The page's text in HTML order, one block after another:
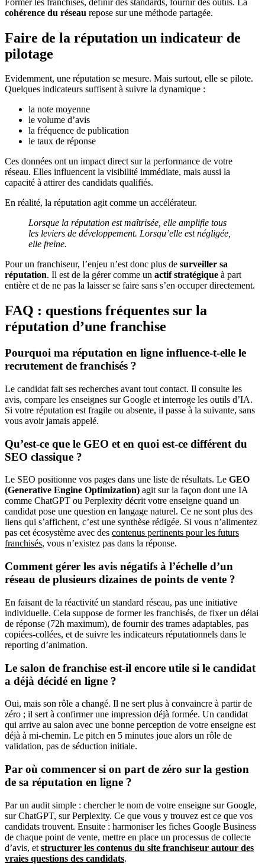
cohérence du réseau repose sur une méthode partagée.
Faire de la réputation un indicateur de
pilotage
Evidemment, une réputation se mesure. Mais surtout, elle se pilote.
Quelques indicateurs suffisent à suivre la dynamique :
la note moyenne
le volume d’avis
la fréquence de publication
le taux de réponse
Ces données ont un impact direct sur la performance de votre
réseau. Elles influencent la visibilité immédiate, mais aussi la
capacité à attirer des candidats qualifiés.
En réalité, la réputation agit comme un accélérateur.
Lorsque la réputation est maîtrisée, elle amplifie tous
les leviers de développement. Lorsqu’elle est négligée,
elle freine.
Pour un franchiseur, l’enjeu n’est donc plus de surveiller sa
réputation. Il est de la gérer comme un actif stratégique à part
entière et de ne pas la laisser se faire sans s’en occuper directement.
FAQ : questions fréquentes sur la
réputation d’une franchise
Pourquoi ma réputation en ligne influence-t-elle le
recrutement de franchisés ?
Le candidat fait ses recherches avant tout contact. Il consulte les
avis, compare les enseignes sur Google et interroge les outils d’IA.
Si votre réputation est fragile ou absente, il passe à la suivante, sans
vous avoir jamais appelé.
Qu’est-ce que le GEO et en quoi est-ce différent du
SEO classique ?
Le SEO positionne vos pages dans une liste de résultats. Le GEO
(Generative Engine Optimization) agit sur la façon dont une IA
comme ChatGPT ou Perplexity décrit votre enseigne quand un
candidat pose une question en langage naturel. Ce ne sont plus des
liens qui s’affichent, c’est une synthèse rédigée. Si vous n’alimentez
pas cet écosystème avec des contenus pertinents pour les futurs
franchisés, vous n’existez pas dans la réponse.
Comment gérer les avis négatifs à l’échelle d’un
réseau de plusieurs dizaines de points de vente ?
En faisant de la réactivité un standard réseau, pas une initiative
individuelle. Cela suppose de former les franchisés, de fixer un délai
de réponse (72h maximum), de fournir des trames adaptables, pas
copiées-collées, et de suivre les indicateurs réputationnels dans le
reporting d’animation.
Le salon de franchise est-il encore utile si le candidat
a déjà décidé en ligne ?
Oui, mais son rôle a changé. Il ne sert plus à convaincre à partir de
zéro ; il sert à confirmer une impression déjà formée. Un candidat
qui arrive au salon avec une bonne perception de votre enseigne est
déjà à mi-chemin. Le pitch en 5 minutes joue alors un rôle de
validation, pas de séduction initiale.
Par où commencer si on part de zéro sur la gestion
de sa réputation en ligne ?
Par un audit simple : chercher le nom de votre enseigne sur Google,
sur ChatGPT, sur Perplexity. Ce que vous y trouvez est ce que vos
candidats trouvent. Ensuite : harmoniser les fiches Google Business
de chaque point de vente, mettre en place un processus de collecte
d’avis, et structurer les contenus du site franchiseur autour des
vraies questions des candidats.